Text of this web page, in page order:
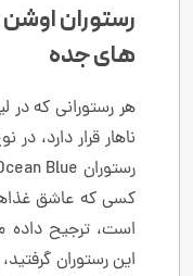
رستوران
های جده
هر رستورانی که در
ناهار قرار دارد،
کسی که عاشق
است، ترجیح داده
این رستوران